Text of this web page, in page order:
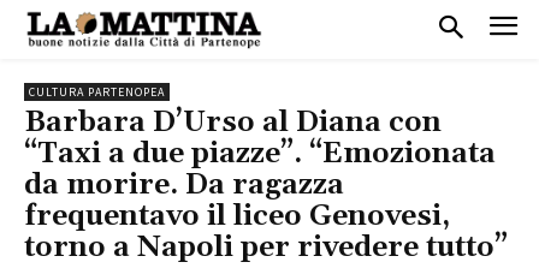
CULTURA PARTENOPEA
Barbara D’Urso al Diana con
“Taxi a due piazze”. “Emozionata
da morire. Da ragazza
frequentavo il liceo Genovesi,
torno a Napoli per rivedere tutto”